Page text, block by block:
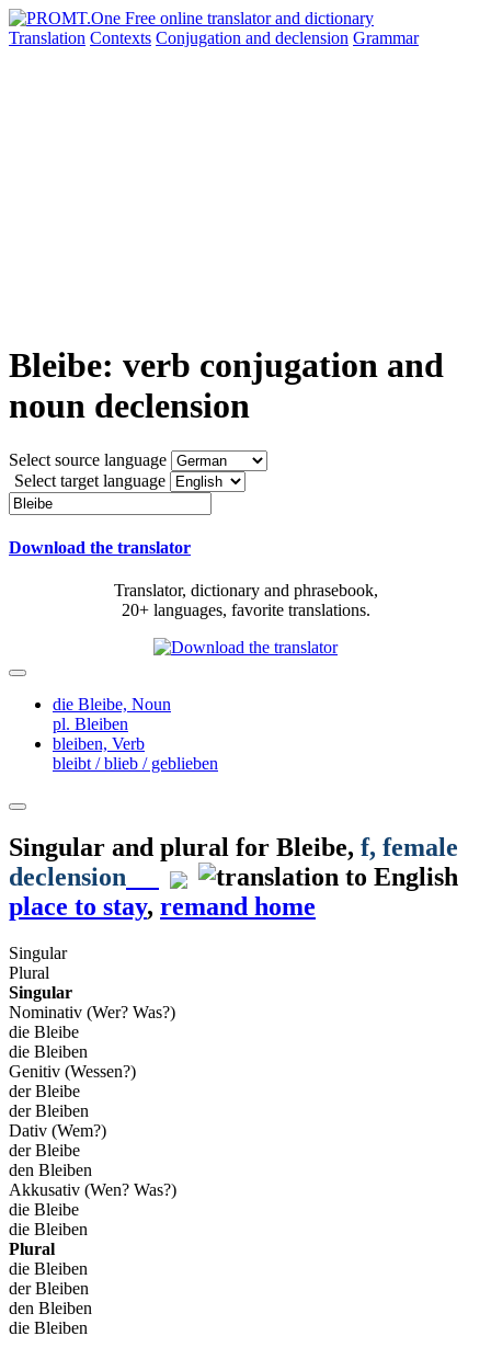
Translation Contexts Conjugation and declension Grammar
Bleibe: verb conjugation and
noun declension
Select source language
Select target language
Download the translator
Translator, dictionary and phrasebook,
20+ languages, favorite translations.
die Bleibe, Noun
pl. Bleiben
bleiben, Verb
bleibt / blieb / geblieben
Singular and plural for Bleibe, f, female
declension
place to stay, remand home
Singular
Plural
Singular
Nominativ (Wer? Was?)
die Bleibe
die Bleiben
Genitiv (Wessen?)
der Bleibe
der Bleiben
Dativ (Wem?)
der Bleibe
den Bleiben
Akkusativ (Wen? Was?)
die Bleibe
die Bleiben
Plural
die Bleiben
der Bleiben
den Bleiben
die Bleiben